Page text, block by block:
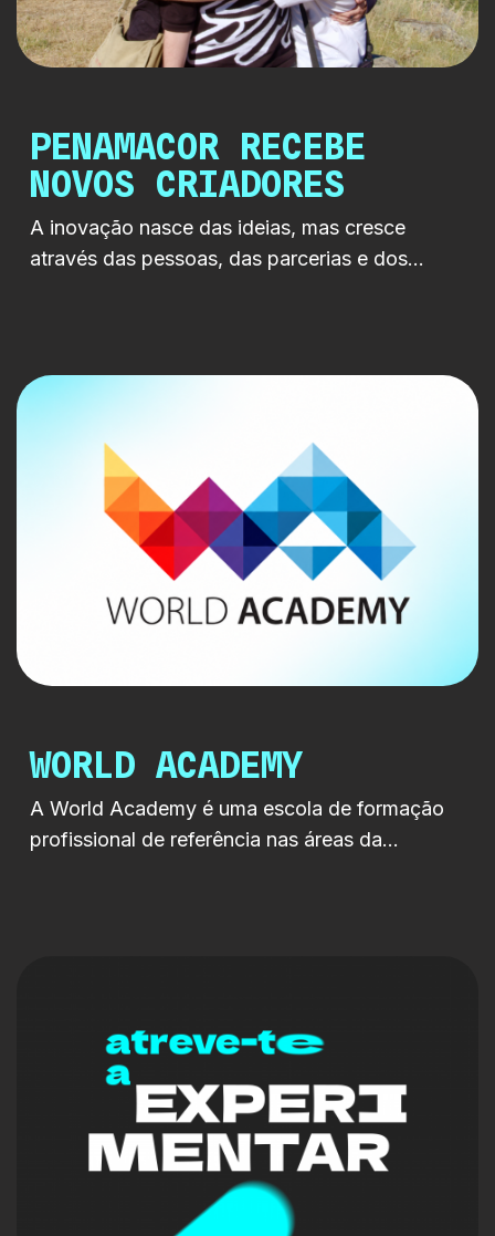
PENAMACOR RECEBE
NOVOS CRIADORES
A inovação nasce das ideias, mas cresce
através das pessoas, das parcerias e dos
encontrem espaço para crescer,
É com esse espírito que a RTP LAB
acompanhou a apresentação do […]
WORLD ACADEMY
A World Academy é uma escola de formação
profissional de referência nas áreas da
direto com profissionais ativos, tecnologias
atuais e contextos reais de produção, […]